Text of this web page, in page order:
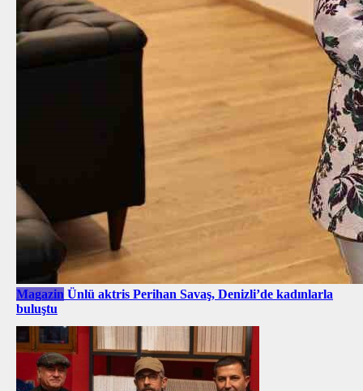
Magazin Ünlü aktris Perihan Savaş, Denizli’de kadınlarla
buluştu